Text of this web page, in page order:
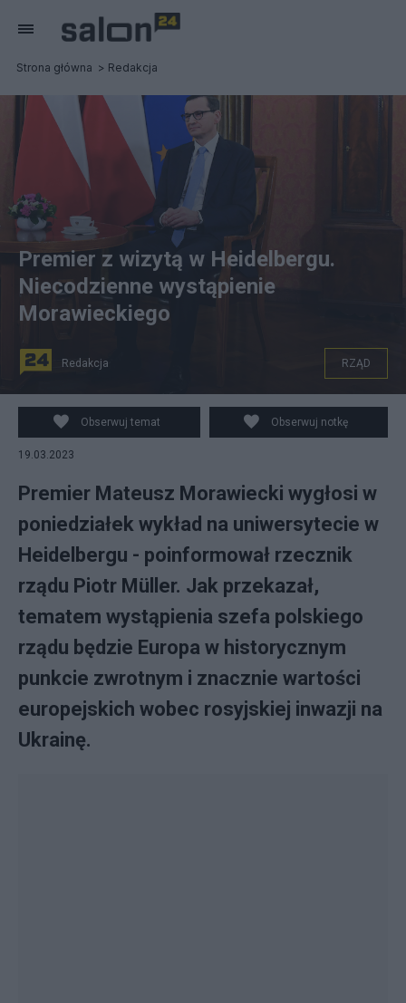
Strona główna Redakcja
Premier RP Mateusz Morawiecki (P) podczas spotkania
w KPRM w Warszawie fot. PAP/Piotr Nowak
Premier z wizytą w Heidelbergu.
Niecodzienne wystąpienie
Morawieckiego
Redakcja RZĄD
Obserwuj temat Obserwuj notkę
19.03.2023
Premier Mateusz Morawiecki wygłosi w
poniedziałek wykład na uniwersytecie w
Heidelbergu - poinformował rzecznik
rządu Piotr Müller. Jak przekazał,
tematem wystąpienia szefa polskiego
rządu będzie Europa w historycznym
punkcie zwrotnym i znacznie wartości
europejskich wobec rosyjskiej inwazji na
Ukrainę.